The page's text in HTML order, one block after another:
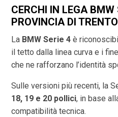
CERCHI IN LEGA BMW
PROVINCIA DITRENTO
La BMW Serie 4 è
il tetto dalla linea curva e i
che ne rafforzano l’identità
Sulle versioni più recenti, la
18, 19 e 20 pollici, in base
compatibilità tecnica.